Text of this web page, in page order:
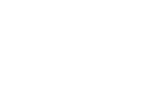
Optical